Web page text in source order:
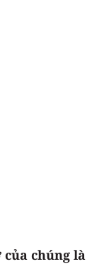
chúng là